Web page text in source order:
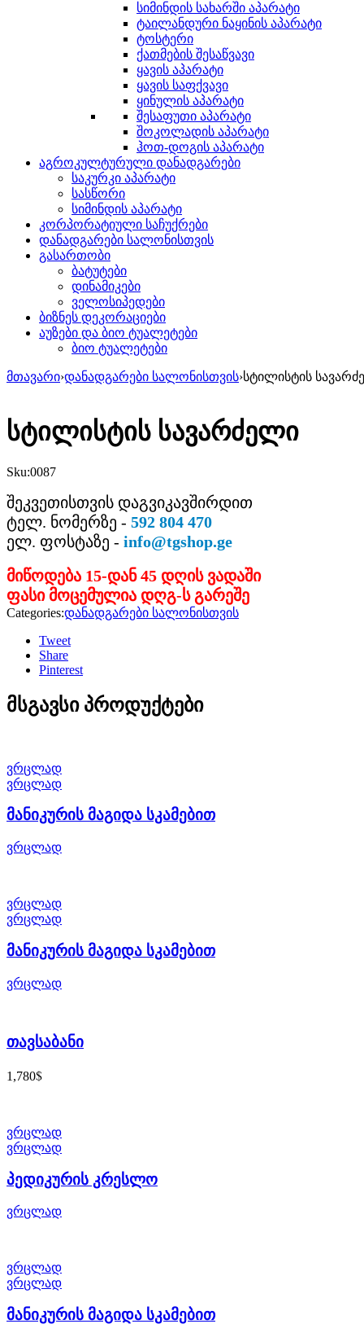
სიმინდის სახარში აპარატი
ტაილანდური ნაყინის აპარატი
ტოსტერი
ქათმების შესაწვავი
ყავის აპარატი
ყავის საფქვავი
ყინულის აპარატი
შესაფუთი აპარატი
შოკოლადის აპარატი
ჰოთ-დოგის აპარატი
აგროკულტურული დანადგარები
საკურკი აპარატი
სასწორი
სიმინდის აპარატი
კორპორატიული საჩუქრები
დანადგარები სალონისთვის
გასართობი
ბატუტები
დინამიკები
ველოსიპედები
ბიზნეს დეკორაციები
აუზები და ბიო ტუალეტები
ბიო ტუალეტები
მთავარი›დანადგარები სალონისთვის›სტილისტის
სტილისტის სავარძელი
Sku:0087
შეკვეთისთვის დაგვიკავშირდით
ტელ. ნომერზე - 592 804 470
ელ. ფოსტაზე - info@tgshop.ge
მიწოდება 15-დან 45 დღის ვადაში
ფასი მოცემულია დღგ-ს გარეშე
Categories:დანადგარები სალონისთვის
Tweet
Share
Pinterest
მსგავსი პროდუქტები
ვრცლად
ვრცლად
მანიკურის მაგიდა სკამებით
ვრცლად
ვრცლად
ვრცლად
მანიკურის მაგიდა სკამებით
ვრცლად
თავსაბანი
1,780$
ვრცლად
ვრცლად
პედიკურის კრესლო
ვრცლად
ვრცლად
ვრცლად
მანიკურის მაგიდა სკამებით